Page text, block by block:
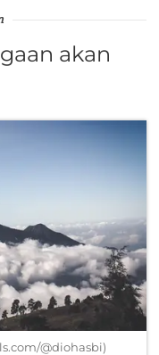
akan
@diohasbi)